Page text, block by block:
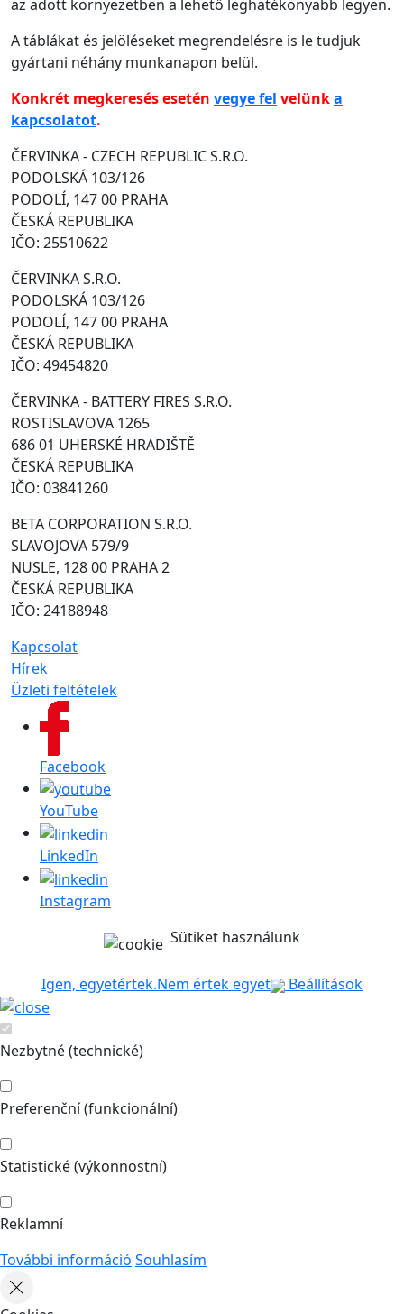
az adott környezetben a lehető leghatékonyabb legyen.
A táblákat és jelöléseket megrendelésre is le tudjuk
gyártani néhány munkanapon belül.
Konkrét megkeresés esetén vegye fel velünka
kapcsolatot.
ČERVINKA - CZECH REPUBLIC S.R.O.
PODOLSKÁ 103/126
PODOLÍ, 147 00 PRAHA
ČESKÁ REPUBLIKA
IČO: 25510622
ČERVINKA S.R.O.
PODOLSKÁ 103/126
PODOLÍ, 147 00 PRAHA
ČESKÁ REPUBLIKA
IČO: 49454820
ČERVINKA - BATTERY FIRES S.R.O.
ROSTISLAVOVA 1265
686 01 UHERSKÉ HRADIŠTĚ
ČESKÁ REPUBLIKA
IČO: 03841260
BETA CORPORATION S.R.O.
SLAVOJOVA 579/9
NUSLE, 128 00 PRAHA 2
ČESKÁ REPUBLIKA
IČO: 24188948
Kapcsolat
Hírek
Üzleti feltételek
Facebook
YouTube
LinkedIn
Instagram
Sütiket használunk
Igen, egyetértek.Nem értek egyet Beállítások
Nezbytné (technické)
Preferenční (funkcionální)
Statistické (výkonnostní)
Reklamní
További információ Souhlasím